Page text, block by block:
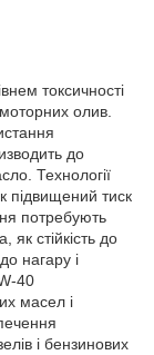
токсичності
олив.
до
Технології
підвищений тиск
потребують
стійкість до
нагару і
40
масел і
і бензинових